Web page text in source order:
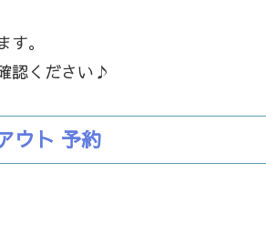
。
認ください♪
ウト 予約